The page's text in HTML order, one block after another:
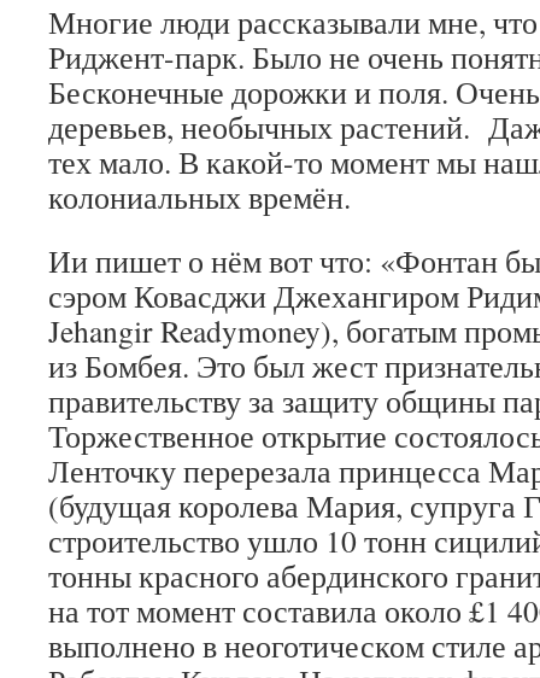
Многие люди рассказывали мне,
Риджент-парк. Было не очень
Бесконечные дорожки и поля.
деревьев, необычных растений.
тех мало. В какой-то момент мы
колониальных времён.
Ии пишет о нём вот что: «Фонтан
сэром Ковасджи Джехангиром
Jehangir Readymoney), богатым
из Бомбея. Это был жест
правительству за защиту общины
Торжественное открытие
Ленточку перерезала принцесса
(будущая королева Мария, супруга
строительство ушло 10 тонн
тонны красного абердинского
на тот момент составила около £1
выполнено в неоготическом стиле